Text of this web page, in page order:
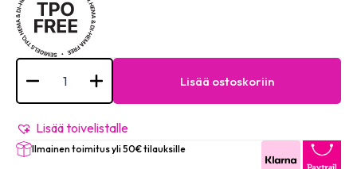
Elixir
Semi
#1002
Glitter)
8ml
määrä
Lisää ostoskoriin
Lisää toivelistalle
Ilmainen toimitus yli 50€ tilauksille